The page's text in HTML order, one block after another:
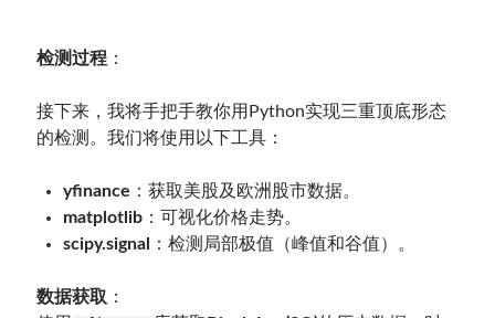
检测过程 ：
接下来，我将手把手教你用Python实现三重顶底形态
的检测。我们将使用以下工具：
yfinance ：获取美股及欧洲股市数据。
matplotlib ：可视化价格走势。
scipy.signal ：检测局部极值（峰值和谷值）。
数据获取 ：